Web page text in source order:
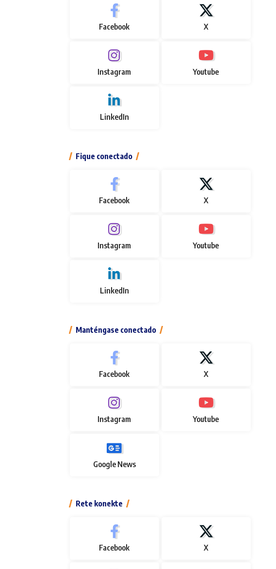
Facebook X
Instagram Youtube
LinkedIn
Fique conectado
Facebook X
Instagram Youtube
LinkedIn
Manténgase conectado
Facebook X
Instagram Youtube
Google News
Rete konekte
Facebook X